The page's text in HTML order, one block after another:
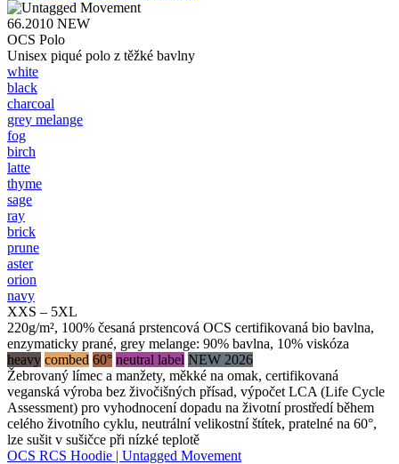
66.2010 NEW
OCS Polo
Unisex piqué polo z těžké bavlny
white
black
charcoal
grey melange
fog
birch
latte
thyme
sage
ray
brick
prune
aster
orion
navy
XXS – 5XL
220g/m², 100% česaná prstencová OCS certifikovaná bio bavlna,
enzymaticky prané, grey melange: 90% bavlna, 10% viskóza
heavy combed 60° neutral label NEW 2026
Žebrovaný límec a manžety, měkké na omak, certifikovaná
veganská výroba bez živočišných přísad, výpočet LCA (Life Cycle
Assessment) pro vyhodnocení dopadu na životní prostředí během
celého životního cyklu, neutrální velikostní štítek, pratelné na 60°,
lze sušit v sušičce při nízké teplotě
OCS RCS Hoodie | Untagged Movement